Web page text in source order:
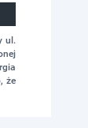
ul.
że